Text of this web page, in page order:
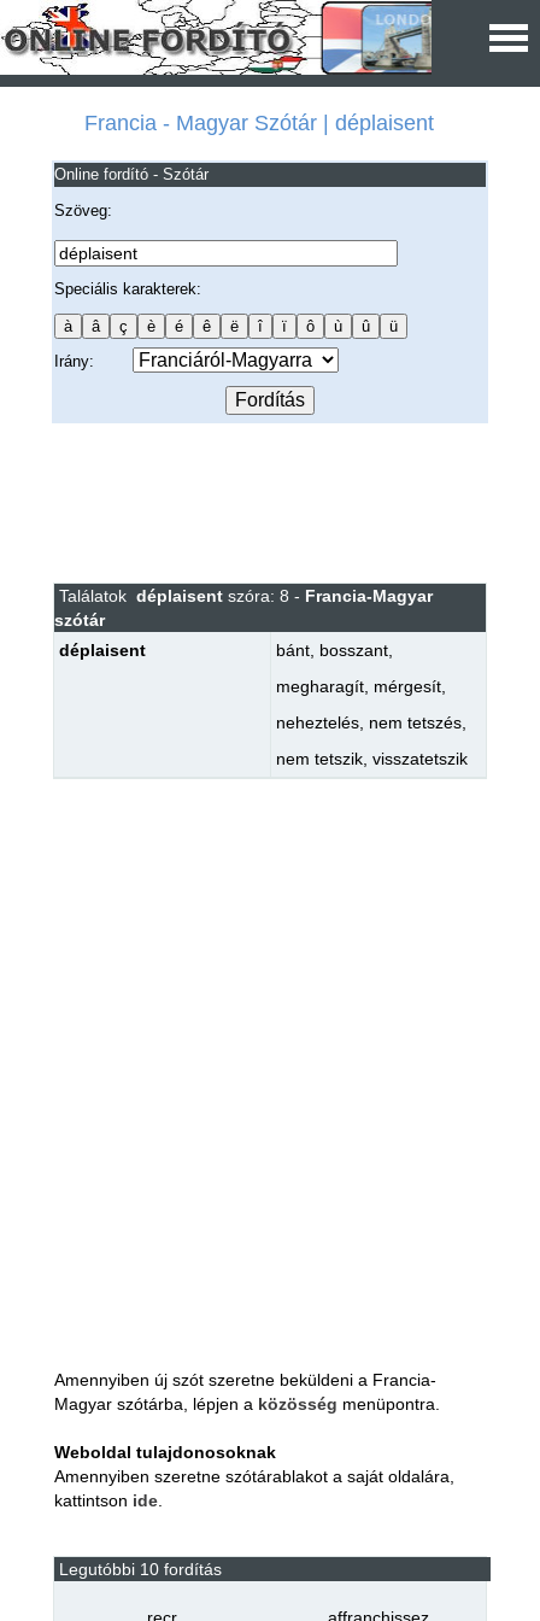
Francia - Magyar Szótár | déplaisent
Online fordító - Szótár
Szöveg:
Speciális karakterek:
Irány:
Találatok déplaisentszóra: 8 - Francia-Magyar
szótár
déplaisent
bánt, bosszant,
megharagít, mérgesít,
neheztelés, nem tetszés,
nem tetszik, visszatetszik
Amennyiben új szót szeretne beküldeni a Francia-
Magyar szótárba, lépjen a közösség menüpontra.
Weboldal tulajdonosoknak
Amennyiben szeretne szótárablakot a saját oldalára,
kattintson ide.
Legutóbbi 10 fordítás